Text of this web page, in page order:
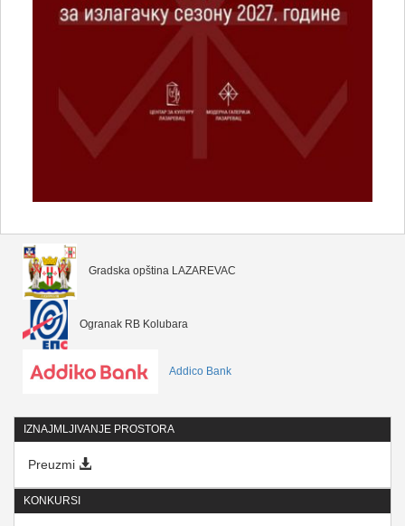
Gradska opština LAZAREVAC
Ogranak RB Kolubara
Addico Bank
IZNAJMLJIVANJE PROSTORA
Preuzmi
KONKURSI